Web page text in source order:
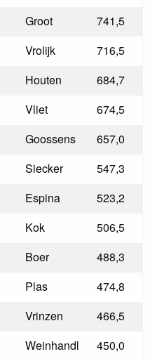
Groot
741,5
Vrolijk
716,5
Houten
684,7
Vliet
674,5
Goossens
657,0
Siecker
547,3
Espina
523,2
Kok
506,5
Boer
488,3
Plas
474,8
Vrinzen
466,5
Weinhandl
450,0